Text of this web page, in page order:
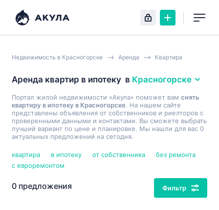
Недвижимость в Красногорске Аренда Квартира
Аренда квартир в ипотеку в Красногорске
Портал жилой недвижимости «Акула» поможет вам снять
квартиру в ипотеку в Красногорске. На нашем сайте
представлены объявления от собственников и риелторов с
проверенными данными и контактами. Вы сможете выбрать
лучший вариант по цене и планировке. Мы нашли для вас 0
актуальных предложений на сегодня.
квартира в ипотеку от собственника
без ремонта
с евроремонтом
0 предложения Фильтр